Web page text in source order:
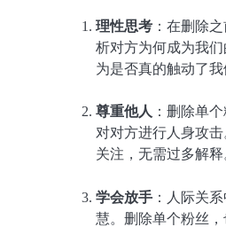
理性思考 ：在删除
析对方为何成为我
为是否真的触动了我
尊重他人 ：删除单
对对方进行人身攻
关注，无需过多解释
学会放手 ：人际关
慧。删除单个粉丝